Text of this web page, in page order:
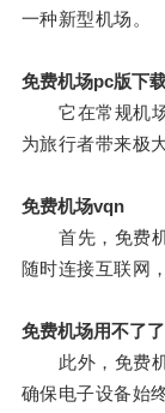
一种新型机场。
免费机场pc版下
它在常规机场
为旅行者带来极
免费机场vqn
首先，免费机
随时连接互联网
免费机场用不了了
此外，免费机
确保电子设备始